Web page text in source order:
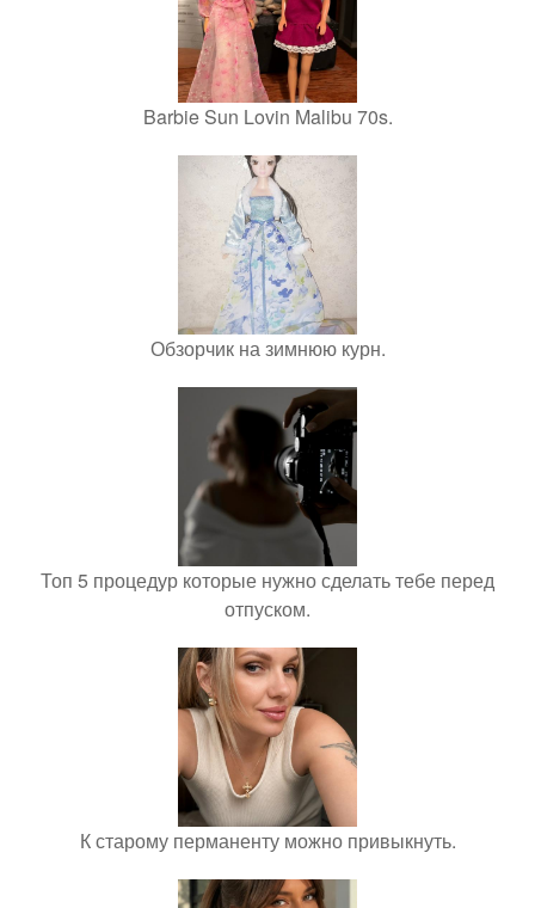
Barbie Sun Lovin Malibu 70s.
Обзорчик на зимнюю курн.
Топ 5 процедур которые нужно сделать тебе перед
отпуском.
К старому перманенту можно привыкнуть.